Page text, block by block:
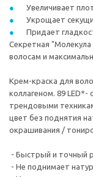
Увеличивает
Укрощает
Придает
Секретная "Молекула
волосам и
Крем-краска для
коллагеном. 89
трендовыми
цвет без поднятия
окрашивания /
- Быстрый и точный
- Не поднимает